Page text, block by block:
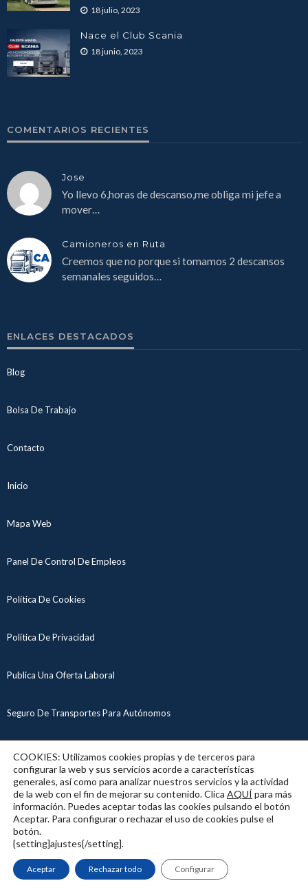
18 julio, 2023
Nace el Club Scania
18 junio, 2023
COMENTARIOS RECIENTES
Jose
Yo llevo 6,horas de descanso,me obliga mi jefe a
mover…
Camioneros en Ruta
Creemos que no porque si tomamos 2 descansos
semanales seguidos…
ENLACES DESTACADOS
Blog
Bolsa De Trabajo
Contacto
Inicio
Mapa Web
Panel De Control De Empleos
Política De Cookies
Política De Privacidad
Publica Una Oferta Laboral
Seguro De Transportes Para Autónomos
Email: info@camionerosenruta.com
Website: www.camionerosenruta.com
COOKIES: Utilizamos cookies propias y de terceros para
configurar la web y sus servicios acorde a características
generales, así como para analizar nuestros servicios y la actividad
de la web con el fin de mejorar su contenido. Clica AQUÍpara más
información. Puedes aceptar todas las cookies pulsando el botón
Aceptar. Para configurar o rechazar el uso de cookies pulse el
botón.
{setting]ajustes{/setting].
Aceptar Rechazar todo Configurar